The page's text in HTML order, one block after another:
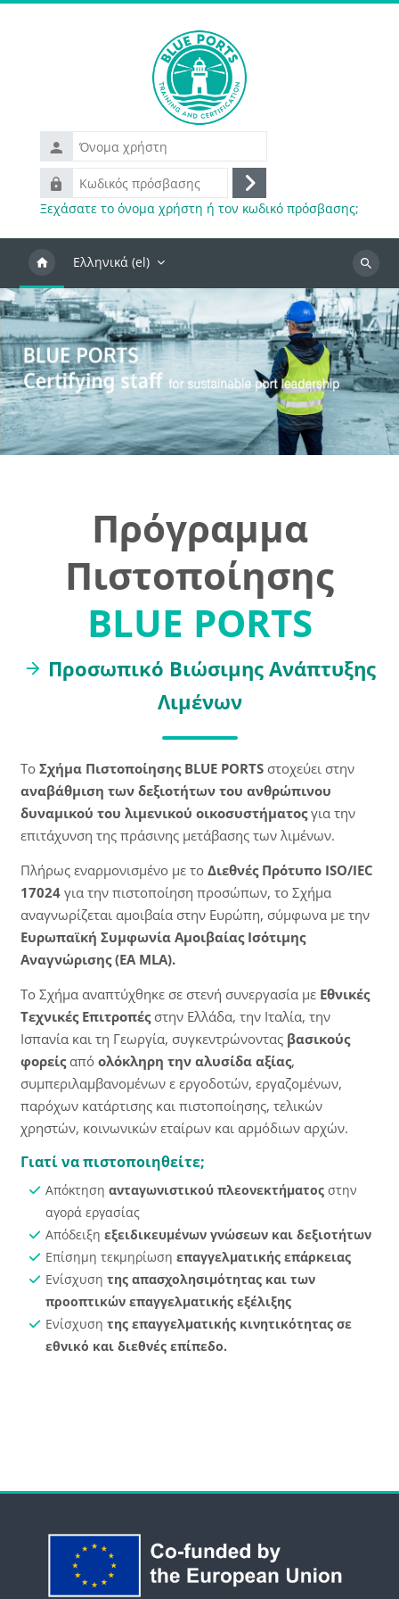
Όνομα
χρήστη
Κωδικός
πρόσβασης
Σύνδεση
Ξεχάσατε το όνομα χρήστη ή τον κωδικό πρόσβασης;
Ελληνικά ‎(el)‎
Πρόγραμμα
Πιστοποίησης
BLUE PORTS
Προσωπικό Βιώσιμης Ανάπτυξης
Λιμένων
Το Σχήμα Πιστοποίησης BLUE PORTS στοχεύει στην
αναβάθμιση των δεξιοτήτων του ανθρώπινου
δυναμικού του λιμενικού οικοσυστήματοςγια την
επιτάχυνση της πράσινης μετάβασης των λιμένων.
Πλήρως εναρμονισμένο με το Διεθνές Πρότυπο ISO/IEC
17024 για την πιστοποίηση προσώπων, το Σχήμα
αναγνωρίζεται αμοιβαία στην Ευρώπη, σύμφωνα με την
Ευρωπαϊκή Συμφωνία Αμοιβαίας Ισότιμης
Αναγνώρισης (EA MLA).
Το Σχήμα αναπτύχθηκε σε στενή συνεργασία με Εθνικές
Τεχνικές Επιτροπέςστην Ελλάδα, την Ιταλία, την
Ισπανία και τη Γεωργία, συγκεντρώνοντας βασικούς
φορείςαπό ολόκληρη την αλυσίδα αξίας,
συμπεριλαμβανομένων ε εργοδοτών, εργαζομένων,
παρόχων κατάρτισης και πιστοποίησης, τελικών
χρηστών, κοινωνικών εταίρων και αρμόδιων αρχών.
Γιατί να πιστοποιηθείτε;
Απόκτηση ανταγωνιστικού πλεονεκτήματος στην
αγορά εργασίας
Απόδειξη εξειδικευμένων γνώσεων και δεξιοτήτων
Επίσημη τεκμηρίωση επαγγελματικής επάρκειας
Ενίσχυση της απασχολησιμότητας και των
προοπτικών επαγγελματικής εξέλιξης
Ενίσχυση της επαγγελματικής κινητικότητας σε
εθνικό και διεθνές επίπεδο.